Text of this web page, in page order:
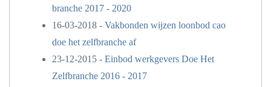
branche 2017 - 2020
16-03-2018 - Vakbonden wijzen loonbod cao
doe het zelfbranche af
23-12-2015 - Einbod werkgevers Doe Het
Zelfbranche 2016 - 2017